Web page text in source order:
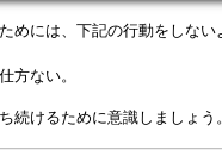
めには、下記の行動をしない
方ない。
続けるために意識しましょう。